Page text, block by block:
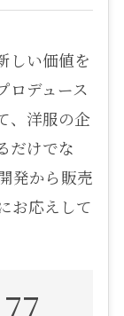
しい価値を
ロデュース
、洋服の企
だけでな
発から販売
お応えして